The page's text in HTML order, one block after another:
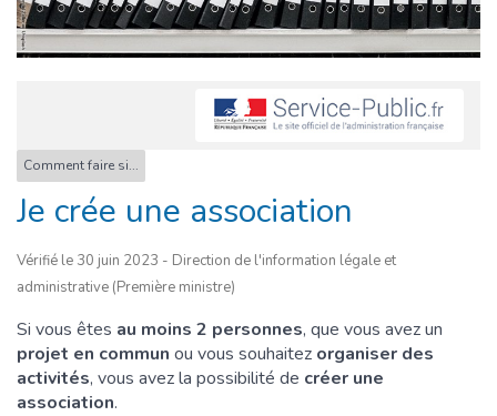
Comment faire si...
Je crée une association
Vérifié le 30 juin 2023 - Direction de l'information légale et
administrative (Première ministre)
Si vous êtes au moins 2 personnes, que vous avez un
projet en commun ou vous souhaitez organiser des
activités, vous avez la possibilité de créer une
association.